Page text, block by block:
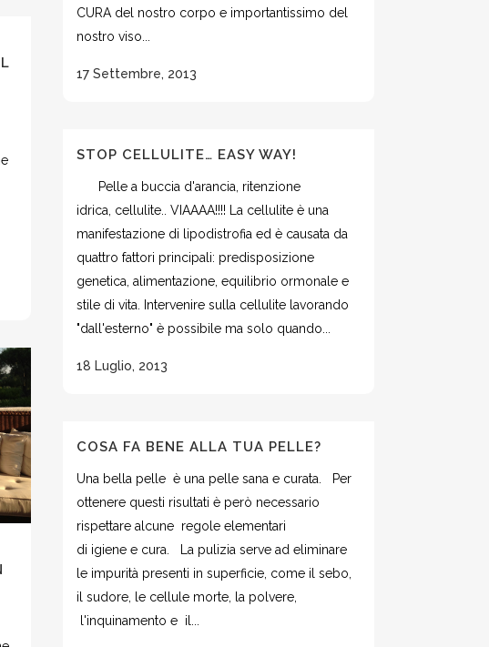
CURA del nostro corpo e importantissimo del
nostro viso...
17 Settembre, 2013
STOP CELLULITE… EASY WAY!
Pelle a buccia d'arancia, ritenzione
idrica, cellulite.. VIAAAA!!!! La cellulite è una
manifestazione di lipodistrofia ed è causata da
quattro fattori principali: predisposizione
genetica, alimentazione, equilibrio ormonale e
stile di vita. Intervenire sulla cellulite lavorando
"dall'esterno" è possibile ma solo quando...
18 Luglio, 2013
COSA FA BENE ALLA TUA PELLE?
Una bella pelle è una pelle sana e curata. Per
ottenere questi risultati è però necessario
rispettare alcune regole elementari
di igiene e cura. La pulizia serve ad eliminare
le impurità presenti in superficie, come il sebo,
il sudore, le cellule morte, la polvere,
l'inquinamento e il...